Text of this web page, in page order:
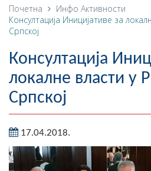
О ОПШТИНИ
Историја
Географија
Насељена мјеста
Занимљивости
Фотогалерија
Почетна Инфо Активности
Консултација Иницијативе за
Српској
Консултација
локалне власти у
Српској
17.04.2018.